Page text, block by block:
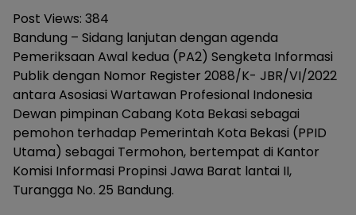
Post Views: 384
Bandung – Sidang lanjutan dengan agenda
Pemeriksaan Awal kedua (PA2) Sengketa Informasi
Publik dengan Nomor Register 2088/K- JBR/VI/2022
antara Asosiasi Wartawan Profesional Indonesia
Dewan pimpinan Cabang Kota Bekasi sebagai
pemohon terhadap Pemerintah Kota Bekasi (PPID
Utama) sebagai Termohon, bertempat di Kantor
Komisi Informasi Propinsi Jawa Barat lantai II,
Turangga No. 25 Bandung.